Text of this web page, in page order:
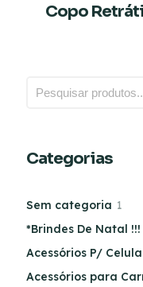
Copo
Categorias
Sem categoria 1
*Brindes De Natal !!!
Acessórios P/
Acessórios para